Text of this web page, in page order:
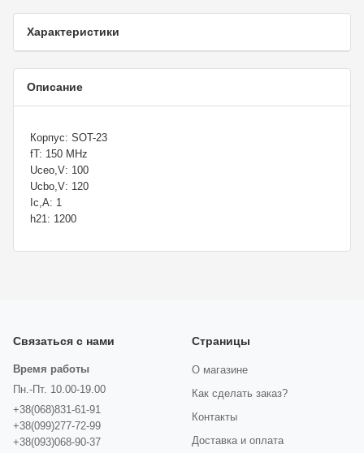
Характеристики
Описание
Корпус: SOT-23
fT: 150 MHz
Uceo,V: 100
Ucbo,V: 120
Ic,A: 1
h21: 1200
Связаться с нами
Время работы
Пн.-Пт. 10.00-19.00
+38(068)831-61-91
+38(099)277-72-99
+38(093)068-90-37
Страницы
О магазине
Как сделать заказ?
Контакты
Доставка и оплата